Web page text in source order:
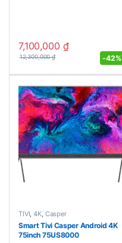
7,100,000 ₫
12,300,000₫ -42%
TIVI,4K, Casper
Smart Tivi Casper Android 4K
75inch 75US8000